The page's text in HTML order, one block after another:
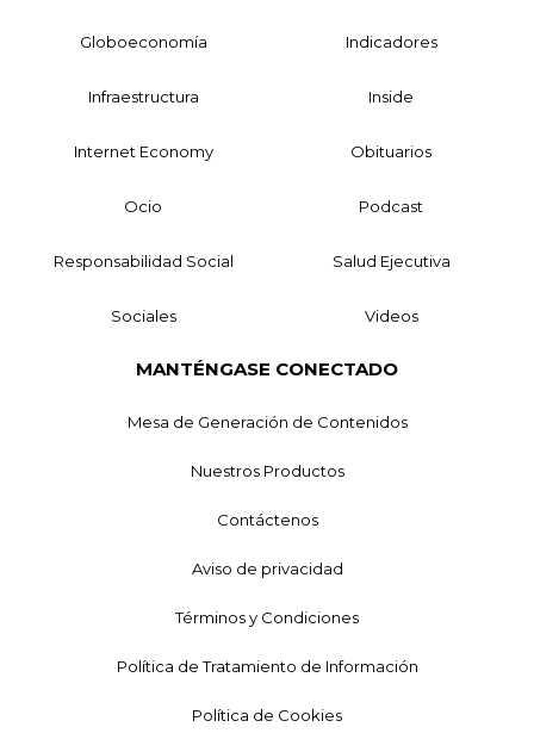
Globoeconomía Indicadores
Infraestructura Inside
Internet Economy Obituarios
Ocio Podcast
Responsabilidad Social Salud Ejecutiva
Sociales Videos
MANTÉNGASE CONECTADO
Mesa de Generación de Contenidos
Nuestros Productos
Contáctenos
Aviso de privacidad
Términos y Condiciones
Política de Tratamiento de Información
Política de Cookies